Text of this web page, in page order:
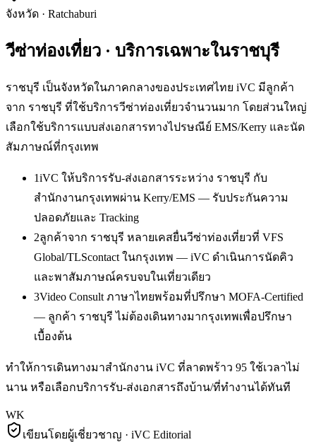
จังหวัด · Ratchaburi
วีซ่าท่องเที่ยว · บริการเฉพาะในราชบุรี
ราชบุรี เป็นจังหวัดในภาคกลางของประเทศไทย iVC มีลูกค้า
จาก ราชบุรี ที่ใช้บริการวีซ่าท่องเที่ยวจำนวนมาก โดยส่วนใหญ่
เลือกใช้บริการแบบส่งเอกสารทางไปรษณีย์ EMS/Kerry และนัด
สัมภาษณ์ที่กรุงเทพ
1iVC ให้บริการรับ-ส่งเอกสารระหว่าง ราชบุรี กับ
สำนักงานกรุงเทพผ่าน Kerry/EMS — รับประกันความ
ปลอดภัยและ Tracking
2ลูกค้าจาก ราชบุรี หลายเคสยื่นวีซ่าท่องเที่ยวที่ VFS
Global/TLScontact ในกรุงเทพ — iVC ดำเนินการนัดคิว
และพาสัมภาษณ์ครบจบในเที่ยวเดียว
3Video Consult ภาษาไทยพร้อมที่ปรึกษา MOFA-Certified
— ลูกค้า ราชบุรี ไม่ต้องเดินทางมากรุงเทพเพื่อปรึกษา
เบื้องต้น
ทำให้การเดินทางมาสำนักงาน iVC ที่ลาดพร้าว 95 ใช้เวลาไม่
นาน หรือเลือกบริการรับ-ส่งเอกสารถึงบ้าน/ที่ทำงานได้ทันที
WK
เขียนโดยผู้เชี่ยวชาญ · iVC Editorial